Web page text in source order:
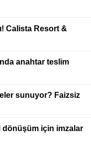
Calista Resort &
anahtar teslim
sunuyor? Faizsiz
dönüşüm için imzalar